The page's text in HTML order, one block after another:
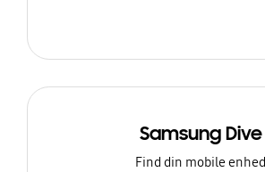
Samsung Dive
Find din mobile enhed